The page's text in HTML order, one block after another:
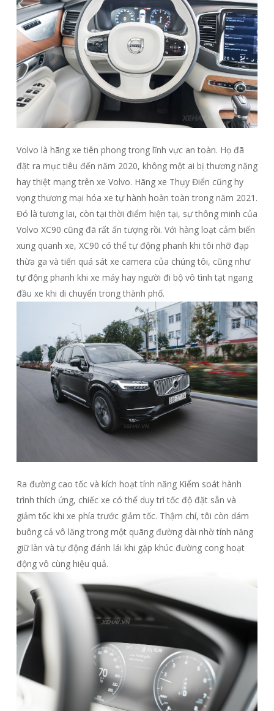
Volvo là hãng xe tiên phong trong lĩnh vực an toàn. Họ đã
đặt ra mục tiêu đến năm 2020, không một ai bị thương nặng
hay thiệt mạng trên xe Volvo. Hãng xe Thụy Điển cũng hy
vọng thương mại hóa xe tự hành hoàn toàn trong năm 2021.
Đó là tương lai, còn tại thời điểm hiện tại, sự thông minh của
Volvo XC90 cũng đã rất ấn tượng rồi. Với hàng loạt cảm biến
xung quanh xe, XC90 có thể tự động phanh khi tôi nhỡ đạp
thừa ga và tiến quá sát xe camera của chúng tôi, cũng như
tự động phanh khi xe máy hay người đi bộ vô tình tạt ngang
đầu xe khi di chuyển trong thành phố.
Ra đường cao tốc và kích hoạt tính năng Kiểm soát hành
trình thích ứng, chiếc xe có thể duy trì tốc độ đặt sẵn và
giảm tốc khi xe phía trước giảm tốc. Thậm chí, tôi còn dám
buông cả vô lăng trong một quãng đường dài nhờ tính năng
giữ làn và tự động đánh lái khi gặp khúc đường cong hoạt
động vô cùng hiệu quả.